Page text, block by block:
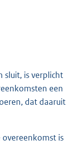
sluit, is verplicht
een
dat daaruit
is